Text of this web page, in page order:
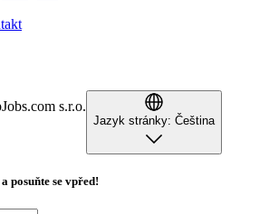
s.r.o.
Jazyk stránky: Čeština
posuňte se vpřed!